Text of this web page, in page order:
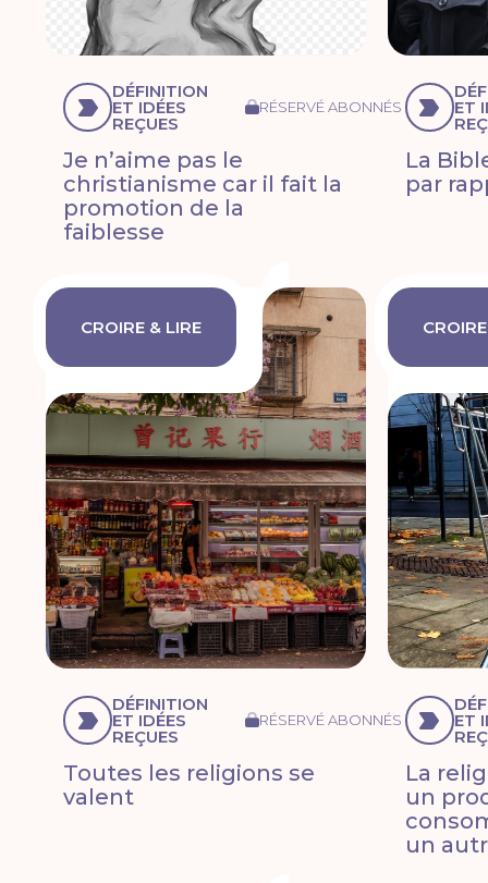
DÉFINITION
ET IDÉES
REÇUES
RÉSERVÉ ABONNÉS
Je n’aime pas le
christianisme car il fait la
promotion de la
faiblesse
ET
La
par
CROIRE & LIRE
DÉFINITION
ET IDÉES
REÇUES
RÉSERVÉ ABONNÉS
Toutes les religions se
valent
ET
La
un
un